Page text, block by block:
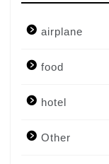
airplane
food
hotel
Other